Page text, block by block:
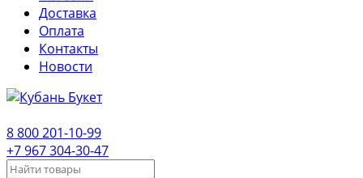
Доставка
Оплата
Контакты
Новости
8 800 201-10-99
+7 967 304-30-47